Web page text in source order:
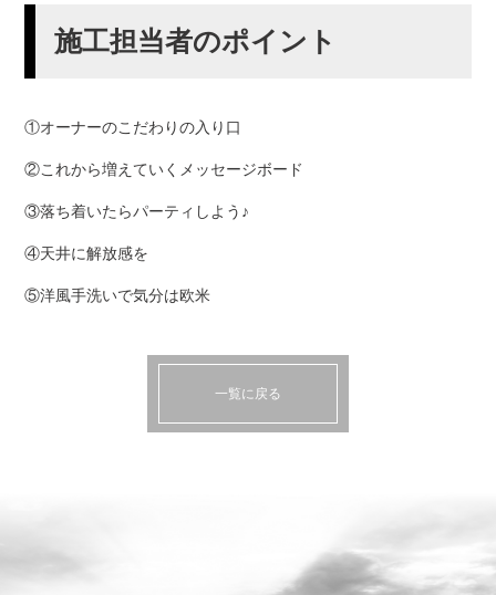
施工担当者のポイント
①オーナーのこだわりの入り口
②これから増えていくメッセージボード
③落ち着いたらパーティしよう♪
④天井に解放感を
⑤洋風手洗いで気分は欧米
一覧に戻る